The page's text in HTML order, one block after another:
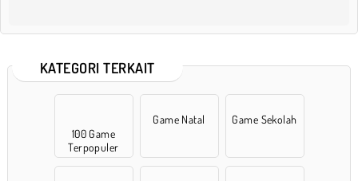
KATEGORI TERKAIT
100 Game
Terpopuler
Game Natal Game Sekolah